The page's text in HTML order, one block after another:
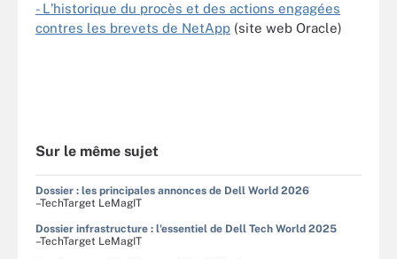
- L'historique du procès et des actions engagées
contres les brevets de NetApp (site web Oracle)
Sur le même sujet
Dossier : les principales annonces de Dell World 2026
–TechTarget LeMagIT
Dossier infrastructure : l'essentiel de Dell Tech World 2025
–TechTarget LeMagIT